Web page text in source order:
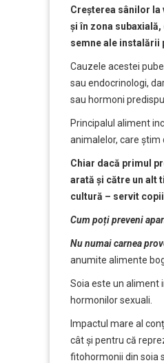
Creșterea sânilor la
și în zona
semne ale instalării
Cauzele acestei
sau endocrinologi,
sau hormoni
Principalul aliment
animalelor, care știm
Chiar dacă primul
arată și către un alt
cultură – servit
Cum poți preveni
Nu numai carnea
anumite alimente
Soia este un aliment
hormonilor sexuali.
Impactul mare al
cât şi pentru că
fitohormonii din soia